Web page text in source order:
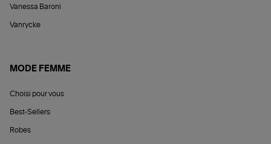
Vanessa Baroni
Vanrycke
MODE FEMME
Choisi pour vous
Best-Sellers
Robes